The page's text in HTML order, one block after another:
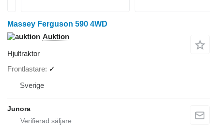
Massey Ferguson 590 4WD
Auktion
Hjultraktor
Frontlastare ✓
Sverige
Junora